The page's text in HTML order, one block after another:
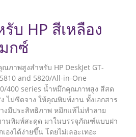
บ HP สีเหลือง
กซ์
ภาพสูงสำหรับ HP DeskJet GT-
and 5820/All-in-One
400 series น้ำหมึกคุณภาพสูง สีสด
ไม่ซีดจาง ให้คุณพิมพ์งาน ทั้งเอกสาร
งมีประสิทธิภาพ หมึกแท้ไม่ทำลาย
านพิมพ์สะดุด มาในบรรจุภัณฑ์แบบฝา
องได้ง่ายขึ้น โดยไม่เลอะเทอะ